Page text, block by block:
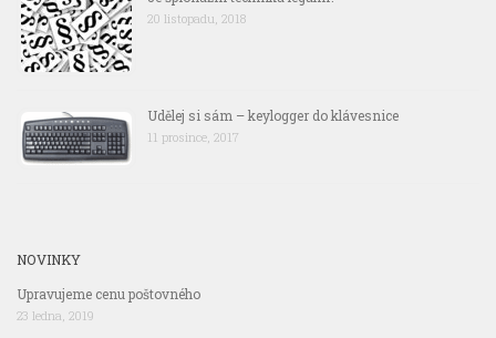
20 listopadu, 2018
Udělej si sám – keylogger do klávesnice
11 prosince, 2017
NOVINKY
Upravujeme cenu poštovného
23 ledna, 2019